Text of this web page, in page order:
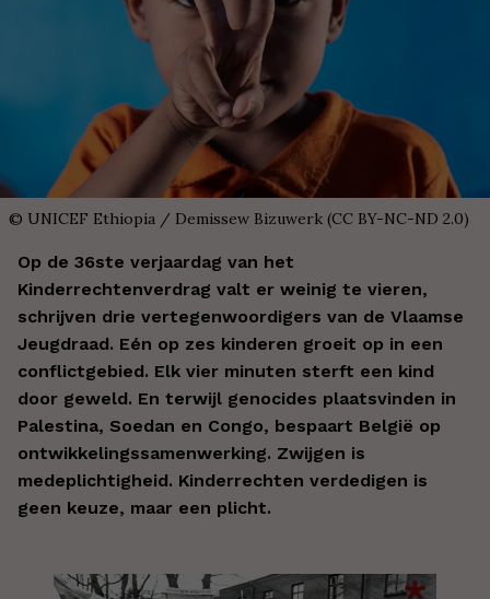
© UNICEF Ethiopia / Demissew Bizuwerk (CC BY-NC-ND 2.0)
Op de 36ste verjaardag van het
Kinderrechtenverdrag valt er weinig te vieren,
schrijven drie vertegenwoordigers van de Vlaamse
Jeugdraad. Eén op zes kinderen groeit op in een
conflictgebied. Elk vier minuten sterft een kind
door geweld. En terwijl genocides plaatsvinden in
Palestina, Soedan en Congo, bespaart België op
ontwikkelingssamenwerking. Zwijgen is
medeplichtigheid. Kinderrechten verdedigen is
geen keuze, maar een plicht.